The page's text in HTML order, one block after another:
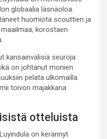
globaalia läsnäoloa.
huomiota scouttien ja
korostaen
kansainvälisiä seuroja
on johtanut monien
pelata ulkomailla.
toivon majakkana
otteluista
on kerännyt